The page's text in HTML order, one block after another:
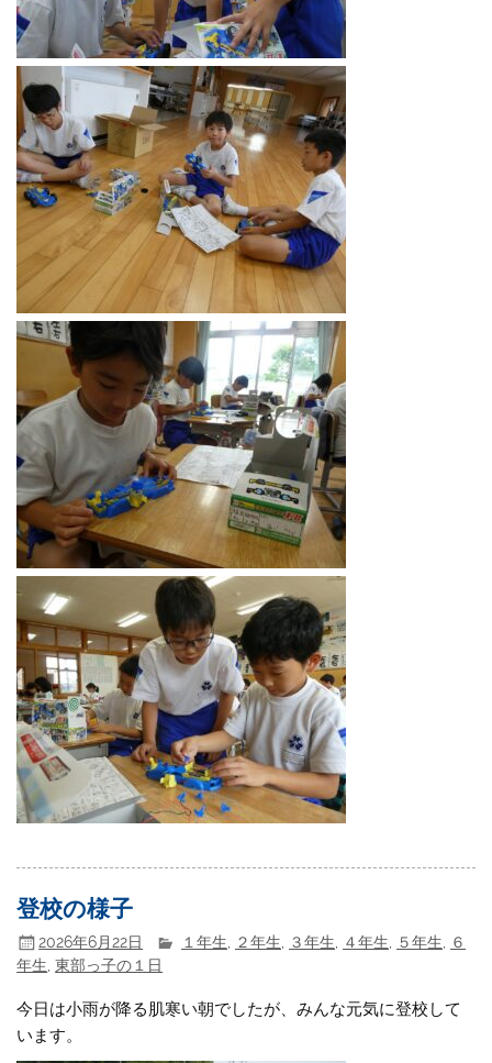
登校の様子
2026年6月22日 １年生 ２年生 ３年生 ４年生 ５年生
６
年生,東部っ子の１日
今日は小雨が降る肌寒い朝でしたが、みんな元気に登校して
います。